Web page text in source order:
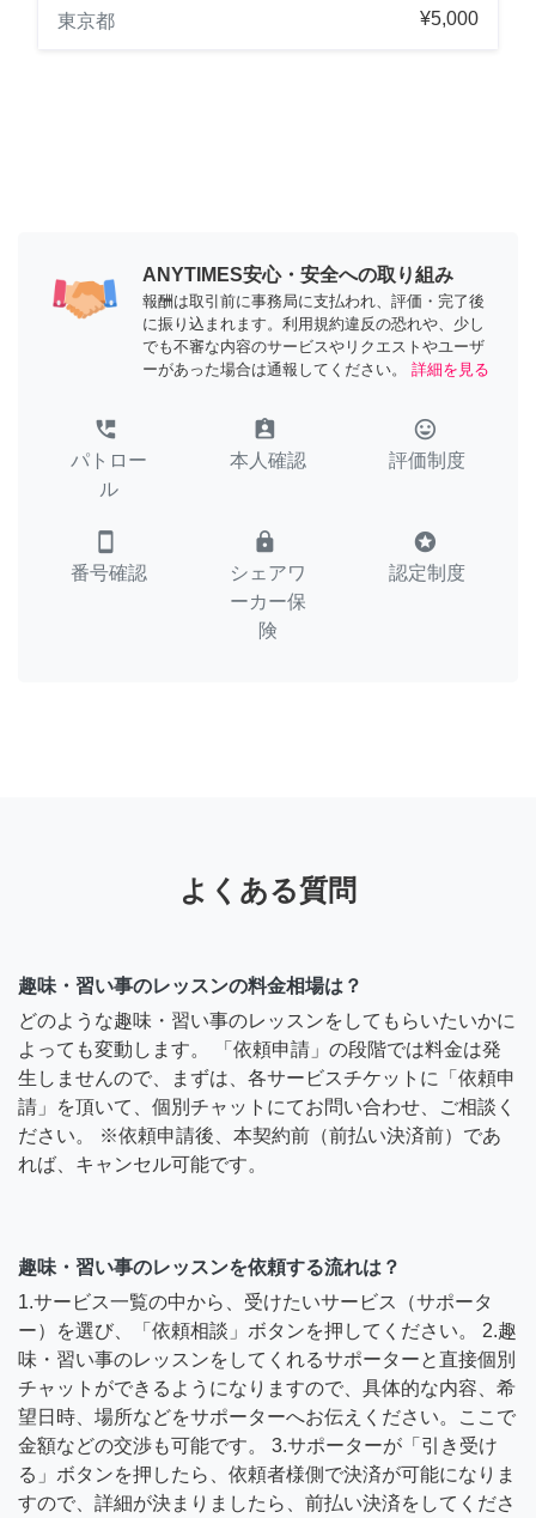
東京都 ¥5,000
ANYTIMES安心・安全への取り組み
報酬は取引前に事務局に支払われ、評価・完了後
に振り込まれます。利用規約違反の恐れや、少し
でも不審な内容のサービスやリクエストやユーザ
ーがあった場合は通報してください。
詳細を見る
perm_phone_msg
パトロー
ル
assignment_ind
本人確認
tag_faces
評価制度
smartphone
番号確認
lock
シェアワ
ーカー保
険
stars
認定制度
よくある質問
趣味・習い事のレッスンの料金相場は？
どのような趣味・習い事のレッスンをしてもらいたいかに
よっても変動します。 「依頼申請」の段階では料金は発
生しませんので、まずは、各サービスチケットに「依頼申
請」を頂いて、個別チャットにてお問い合わせ、ご相談く
ださい。 ※依頼申請後、本契約前（前払い決済前）であ
れば、キャンセル可能です。
趣味・習い事のレッスンを依頼する流れは？
1.サービス一覧の中から、受けたいサービス（サポータ
ー）を選び、「依頼相談」ボタンを押してください。 2.趣
味・習い事のレッスンをしてくれるサポーターと直接個別
チャットができるようになりますので、具体的な内容、希
望日時、場所などをサポーターへお伝えください。ここで
金額などの交渉も可能です。 3.サポーターが「引き受け
る」ボタンを押したら、依頼者様側で決済が可能になりま
すので、詳細が決まりましたら、前払い決済をしてくださ